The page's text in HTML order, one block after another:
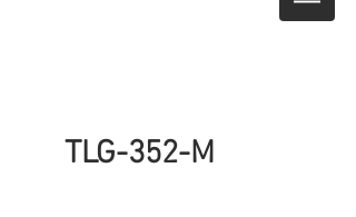
TLG-352-M